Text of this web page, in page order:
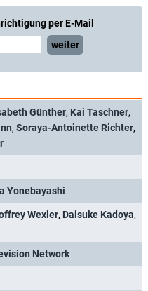
per E-Mail
weiter
Günther, Kai Taschner,
, Soraya-Antoinette Richter,
Yonebayashi
Wexler, Daisuke Kadoya,
Network